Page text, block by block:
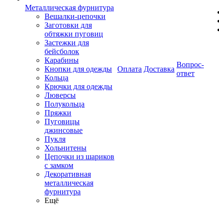
Металлическая фурнитура
Вешалки-цепочки
Заготовки для
обтяжки пуговиц
Застежки для
бейсболок
Карабины
Кнопки для одежды
Кольца
Крючки для одежды
Люверсы
Полукольца
Пряжки
Пуговицы
джинсовые
Пукля
Хольнитены
Цепочки из шариков
с замком
Декоративная
металлическая
фурнитура
Ещё
Оплата Доставка
Вопрос-
ответ